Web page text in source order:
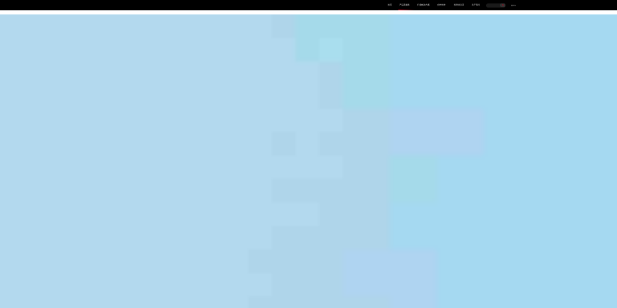
首页 产品及服务 行业解决方案 合作伙伴 投资者关系 关于我们 中EN